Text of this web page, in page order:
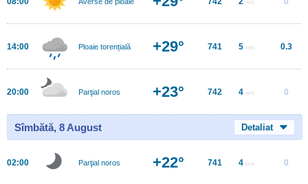
m/s
14:00 Ploaie torențială +29° 741 5 m/s 0.3
20:00 Parţial noros +23° 742 4 m/s 0
Sîmbătă, 8 August Detaliat
02:00 Parţial noros +22° 741 4 m/s 0